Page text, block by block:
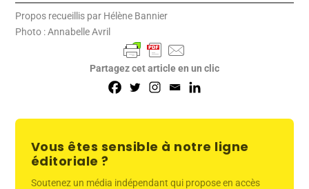
Propos recueillis par Hélène Bannier
Photo : Annabelle Avril
Partagez cet article en un clic
Vous êtes sensible à notre ligne
éditoriale ?
Soutenez un média indépendant qui propose en accès